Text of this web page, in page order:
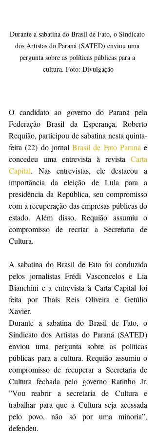
Durante a sabatina do Brasil de Fato, o Sindicato
dos Artistas do Paraná (SATED) enviou uma
pergunta sobre as políticas públicas para a
cultura. Foto: Divulgação
O candidato ao governo do Paraná pela
Federação Brasil da Esperança, Roberto
Requião, participou de sabatina nesta quinta-
feira (22) do jornal Brasil de Fato Paraná e
concedeu uma entrevista à revista Carta
Capital. Nas entrevistas, ele destacou a
importância da eleição de Lula para a
presidência da República, seu compromisso
com a recuperação das empresas públicas do
estado. Além disso, Requião assumiu o
compromisso de recriar a Secretaria de
Cultura.
A sabatina do Brasil de Fato foi conduzida
pelos jornalistas Frédi Vasconcelos e Lia
Bianchini e a entrevista à Carta Capital foi
feita por Thaís Reis Oliveira e Getúlio
Xavier.
Durante a sabatina do Brasil de Fato, o
Sindicato dos Artistas do Paraná (SATED)
enviou uma pergunta sobre as políticas
públicas para a cultura. Requião assumiu o
compromisso de recuperar a Secretaria de
Cultura fechada pelo governo Ratinho Jr.
”Vou reabrir a secretaria de Cultura e
trabalhar para que a Cultura seja acessada
pelo povo, não só por uma minoria”,
defendeu.